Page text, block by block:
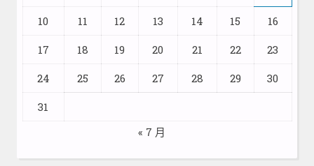
10 11 12 13 14 15 16
17 18 19 20 21 22 23
24 25 26 27 28 29 30
31
« 7 月